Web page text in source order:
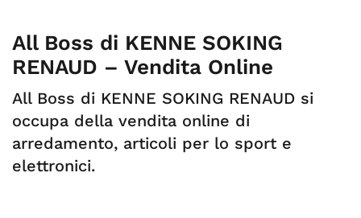
All Boss di KENNE SOKING
RENAUD – Vendita Online
All Boss di KENNE SOKING RENAUD si
occupa della vendita online di
arredamento, articoli per lo sport e
elettronici.